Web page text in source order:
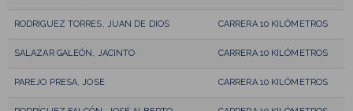
RODRIGUEZ TORRES, JUAN DE DIOS CARRERA 10 KILÓMETROS
SALAZAR GALEÓN, JACINTO CARRERA 10 KILÓMETROS
PAREJO PRESA, JOSE CARRERA 10 KILÓMETROS